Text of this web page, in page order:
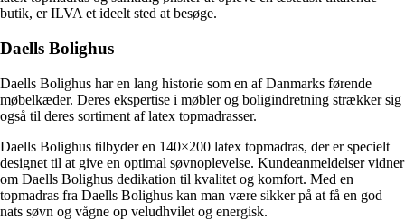
butik, er ILVA et ideelt sted at besøge.
Daells Bolighus
Daells Bolighus har en lang historie som en af Danmarks førende
møbelkæder. Deres ekspertise i møbler og boligindretning strækker sig
også til deres sortiment af latex topmadrasser.
Daells Bolighus tilbyder en 140×200 latex topmadras, der er specielt
designet til at give en optimal søvnoplevelse. Kundeanmeldelser vidner
om Daells Bolighus dedikation til kvalitet og komfort. Med en
topmadras fra Daells Bolighus kan man være sikker på at få en god
nats søvn og vågne op veludhvilet og energisk.